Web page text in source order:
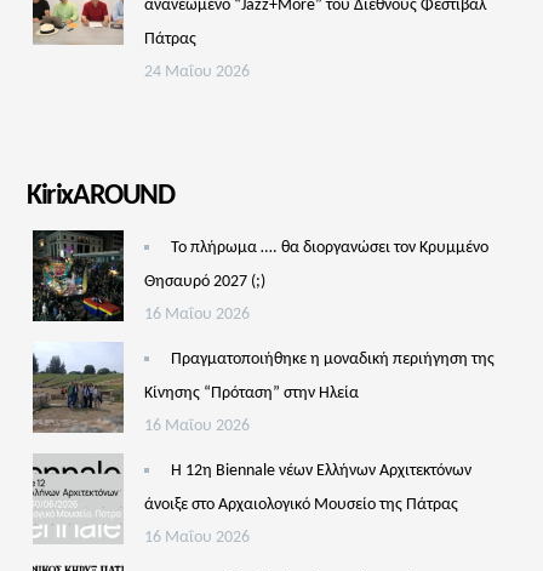
ανανεωμένο “Jazz+More” του Διεθνούς Φεστιβάλ
Πάτρας
24 Μαΐου 2026
KirixAROUND
Το πλήρωμα …. θα διοργανώσει τον Κρυμμένο
Θησαυρό 2027 (;)
16 Μαΐου 2026
Πραγματοποιήθηκε η μοναδική περιήγηση της
Κίνησης “Πρόταση” στην Ηλεία
16 Μαΐου 2026
Η 12η Biennale νέων Ελλήνων Αρχιτεκτόνων
άνοιξε στο Αρχαιολογικό Μουσείο της Πάτρας
16 Μαΐου 2026